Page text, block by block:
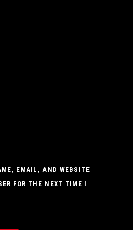
EMAIL, AND WEBSITE
FOR THE NEXT TIME I